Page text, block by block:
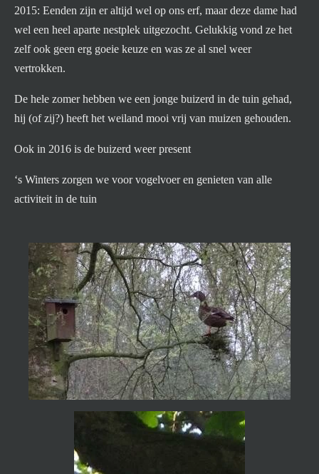
2015: Eenden zijn er altijd wel op ons erf, maar deze dame had
wel een heel aparte nestplek uitgezocht. Gelukkig vond ze het
zelf ook geen erg goeie keuze en was ze al snel weer
vertrokken.
De hele zomer hebben we een jonge buizerd in de tuin gehad,
hij (of zij?) heeft het weiland mooi vrij van muizen gehouden.
Ook in 2016 is de buizerd weer present
‘s Winters zorgen we voor vogelvoer en genieten van alle
activiteit in de tuin